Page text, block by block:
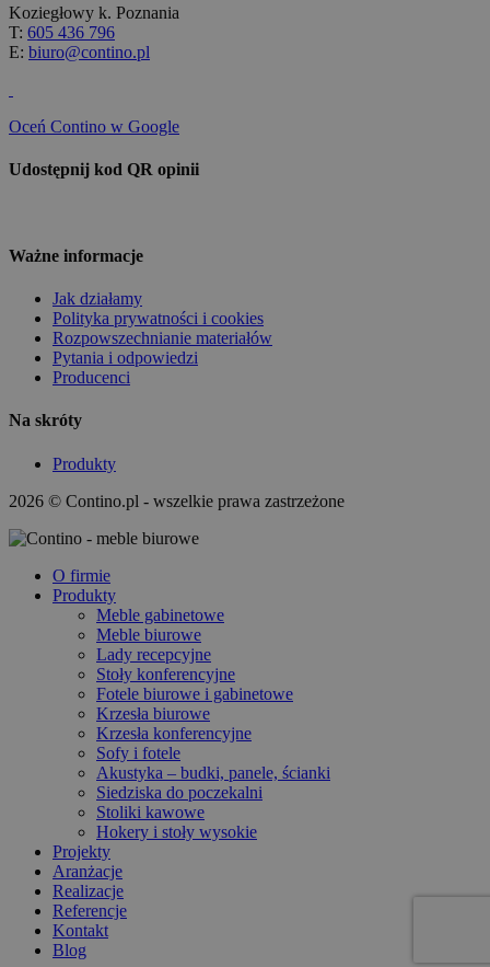
Koziegłowy k. Poznania
T: 605 436 796
E: biuro@contino.pl
Oceń Contino w Google
Udostępnij kod QR opinii
Ważne informacje
Jak działamy
Polityka prywatności i cookies
Rozpowszechnianie materiałów
Pytania i odpowiedzi
Producenci
Na skróty
Produkty
2026 © Contino.pl - wszelkie prawa zastrzeżone
O firmie
Produkty
Meble gabinetowe
Meble biurowe
Lady recepcyjne
Stoły konferencyjne
Fotele biurowe i gabinetowe
Krzesła biurowe
Krzesła konferencyjne
Sofy i fotele
Akustyka – budki, panele, ścianki
Siedziska do poczekalni
Stoliki kawowe
Hokery i stoły wysokie
Projekty
Aranżacje
Realizacje
Referencje
Kontakt
Blog